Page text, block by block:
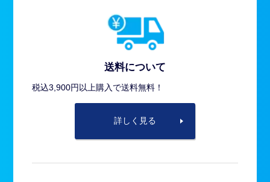
送料について
税込3,900円以上購入で送料無料！
詳しく見る